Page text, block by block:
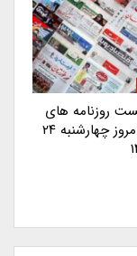
روزنامه های
اقتصادی امروز چهارشنبه ۲۴